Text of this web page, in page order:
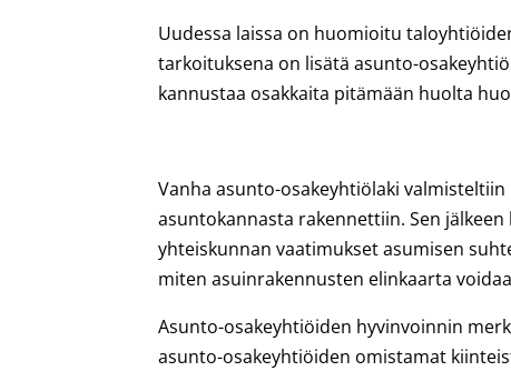
Uudessa laissa on huomioitu
tarkoituksena on lisätä asunto-
kannustaa osakkaita pitämään huolta
Vanha asunto-osakeyhtiölaki
asuntokannasta rakennettiin. Sen
yhteiskunnan vaatimukset asumisen
miten asuinrakennusten elinkaarta
Asunto-osakeyhtiöiden hyvinvoinnin
asunto-osakeyhtiöiden omistamat